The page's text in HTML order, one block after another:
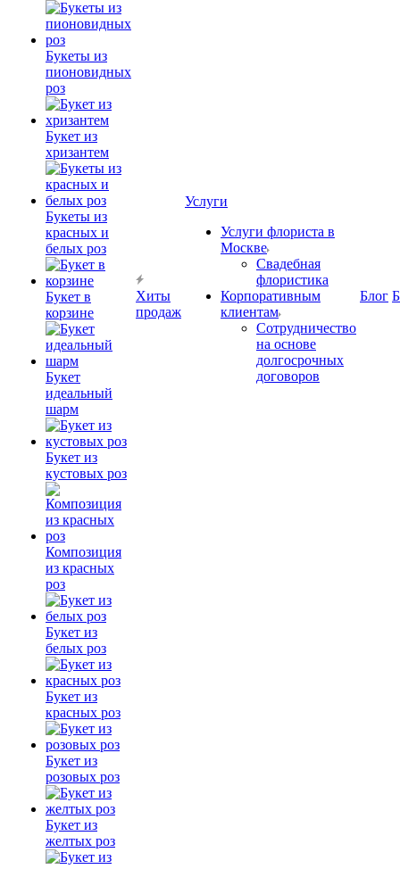
Букеты из
пионовидных
роз
Букет из
хризантем
Букеты из
красных и
белых роз
Букет в
корзине
Букет
идеальный
шарм
Букет из
кустовых роз
Композиция
из красных
роз
Букет из
белых роз
Букет из
красных роз
Букет из
розовых роз
Букет из
желтых роз
Хиты
продаж
Услуги
Услуги флориста в
Москве
Свадебная
флористика
Корпоративным
клиентам
Сотрудничество
на основе
долгосрочных
договоров
Блог